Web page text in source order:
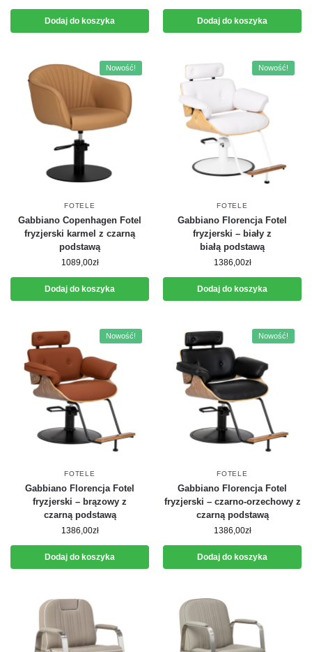
Dodaj do koszyka Dodaj do koszyka
Nowość!
FOTELE
Gabbiano Copenhagen Fotel
fryzjerski karmel z czarną
podstawą
1089,00zł
Dodaj do koszyka
Nowość!
FOTELE
Gabbiano Florencja Fotel
fryzjerski – biały z
białą podstawą
1386,00zł
Dodaj do koszyka
Nowość!
FOTELE
Gabbiano Florencja Fotel
fryzjerski – brązowy z
czarną podstawą
1386,00zł
Dodaj do koszyka
Nowość!
FOTELE
Gabbiano Florencja Fotel
fryzjerski – czarno-orzechowy z
czarną podstawą
1386,00zł
Dodaj do koszyka